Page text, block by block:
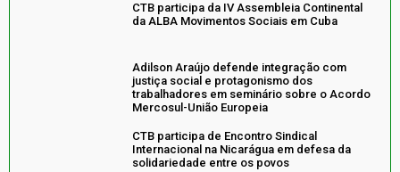
CTB participa da IV Assembleia Continental
da ALBA Movimentos Sociais em Cuba
Adilson Araújo defende integração com
justiça social e protagonismo dos
trabalhadores em seminário sobre o Acordo
Mercosul-União Europeia
CTB participa de Encontro Sindical
Internacional na Nicarágua em defesa da
solidariedade entre os povos